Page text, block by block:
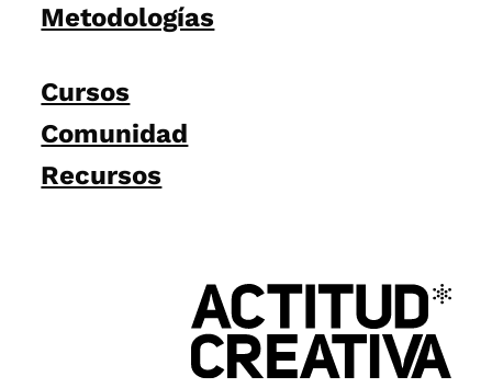
Metodologías
Cursos
Comunidad
Recursos